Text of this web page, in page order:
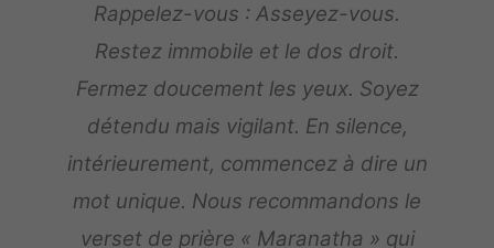
Rappelez-vous : Asseyez-vous.
Restez immobile et le dos droit.
Fermez doucement les yeux. Soyez
détendu mais vigilant. En silence,
intérieurement, commencez à dire un
mot unique. Nous recommandons le
verset de prière « Maranatha » qui